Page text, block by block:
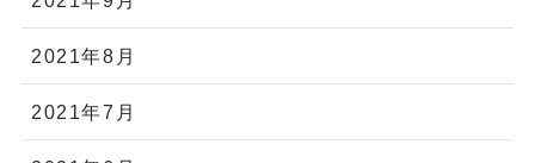
2021年8月
2021年7月